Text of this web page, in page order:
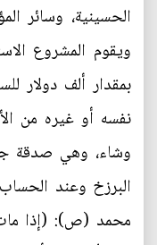
الحسينية، وسائر
ويقوم المشروع
بمقدار ألف دولار
نفسه أو غيره من
وشاء، وهي صدقة
البرزخ وعند
محمد (ص): (إذا مات